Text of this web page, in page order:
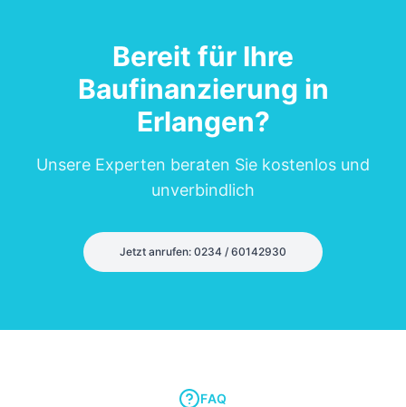
Bereit für Ihre
Baufinanzierung in
Erlangen?
Unsere Experten beraten Sie kostenlos und
unverbindlich
Jetzt anrufen: 0234 / 60142930
FAQ